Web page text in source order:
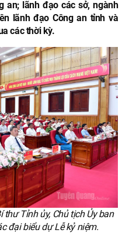
an; lãnh đạo các sở, ngành
lãnh đạo Công an tỉnh và
các thời kỳ.
Tỉnh ủy, Chủ tịch Ủy ban
đại biểu dự Lễ kỷ niệm.